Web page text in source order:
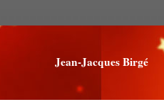
Jean-Jacques Birgé